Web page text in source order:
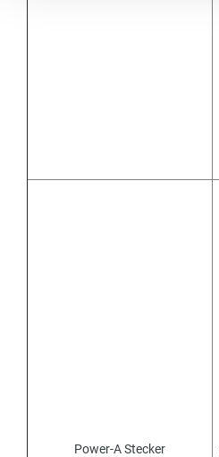
Power-A Stecker